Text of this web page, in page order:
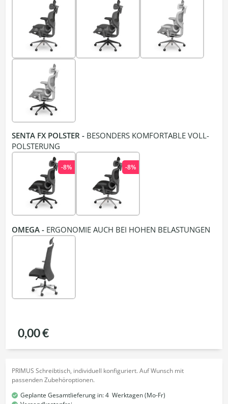
SENTA FX POLSTER - BESONDERS KOMFORTABLE VOLL-
POLSTERUNG
-8% -8%
OMEGA - ERGONOMIE AUCH BEI HOHEN BELASTUNGEN
0,00 €
PRIMUS Schreibtisch, individuell konfiguriert. Auf Wunsch mit
passenden Zubehöroptionen.
Geplante Gesamtlieferung in:4 Werktagen (Mo-Fr)